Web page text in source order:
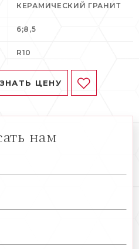
КЕРАМИЧЕСКИЙ ГРАНИТ
6;8,5
R10
ЦЕНУ
нам